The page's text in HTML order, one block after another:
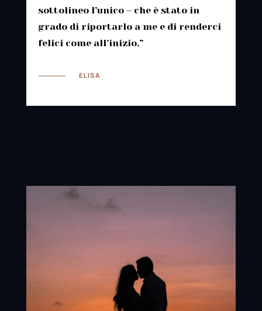
sottolineo l’unico – che è stato in
grado di riportarlo a me e di renderci
felici come all’inizio.”
ELISA